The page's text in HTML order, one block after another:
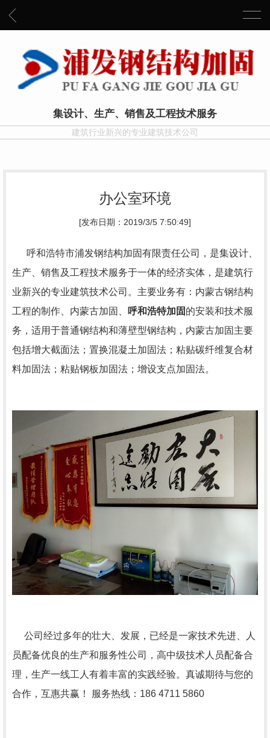
集设计、生产、销售及工程技术服务
建筑行业新兴的专业建筑技术公司
办公室环境
[发布日期：2019/3/5 7:50:49]
呼和浩特市浦发钢结构加固有限责任公司，是集设计、
生产、销售及工程技术服务于一体的经济实体，是建筑行
业新兴的专业建筑技术公司。主要业务有：内蒙古钢结构
工程的制作、内蒙古加固、
呼和浩特加固 的安装和技术服
务，适用于普通钢结构和薄壁型钢结构，内蒙古加固主要
包括增大截面法；置换混凝土加固法；粘贴碳纤维复合材
料加固法；粘贴钢板加固法；增设支点加固法。
公司经过多年的壮大、发展，已经是一家技术先进、人
员配备优良的生产和服务性公司，高中级技术人员配备合
理，生产一线工人有着丰富的实践经验。真诚期待与您的
合作，互惠共赢！ 服务热线：186 4711 5860